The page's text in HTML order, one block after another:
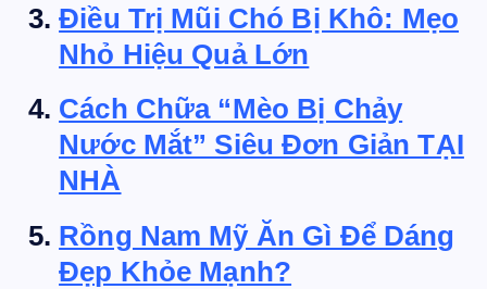
Điều Trị Mũi Chó Bị Khô: Mẹo
Nhỏ Hiệu Quả Lớn
Cách Chữa “Mèo Bị Chảy
Nước Mắt” Siêu Đơn Giản TẠI
NHÀ
Rồng Nam Mỹ Ăn Gì Để Dáng
Đẹp Khỏe Mạnh?